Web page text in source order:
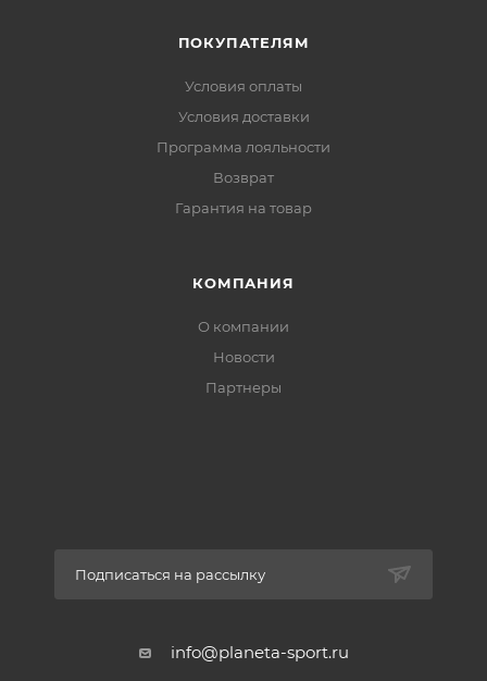
ПОКУПАТЕЛЯМ
Условия оплаты
Условия доставки
Программа лояльности
Возврат
Гарантия на товар
КОМПАНИЯ
О компании
Новости
Партнеры
Подписаться на рассылку
info@planeta-sport.ru